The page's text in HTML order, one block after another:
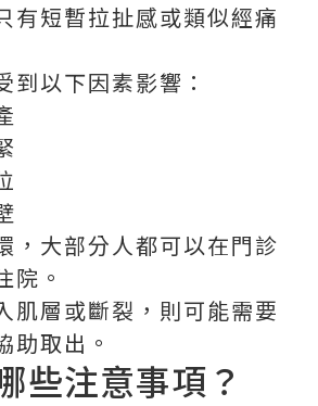
有短暫拉扯感或類似經痛
到以下因素影響：
，大部分人都可以在門診
院。
肌層或斷裂，則可能需要
助取出。
些注意事項？